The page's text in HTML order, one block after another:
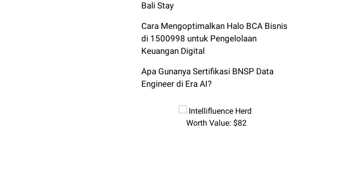
Bali Stay
Cara Mengoptimalkan Halo BCA Bisnis
di 1500998 untuk Pengelolaan
Keuangan Digital
Apa Gunanya Sertifikasi BNSP Data
Engineer di Era AI?